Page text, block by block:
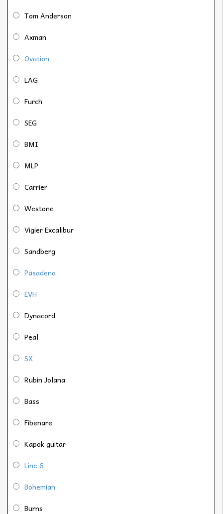
Tom Anderson
Axman
Ovation
LAG
Furch
SEG
BMI
MLP
Carrier
Westone
Vigier Excalibur
Sandberg
Pasadena
EVH
Dynacord
Peal
SX
Rubin Jolana
Bass
Fibenare
Kapok guitar
Line 6
Bohemian
Burns